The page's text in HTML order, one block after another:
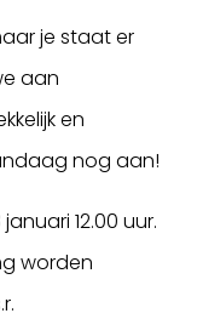
je staat er
aan
en
nog aan!
12.00 uur.
worden